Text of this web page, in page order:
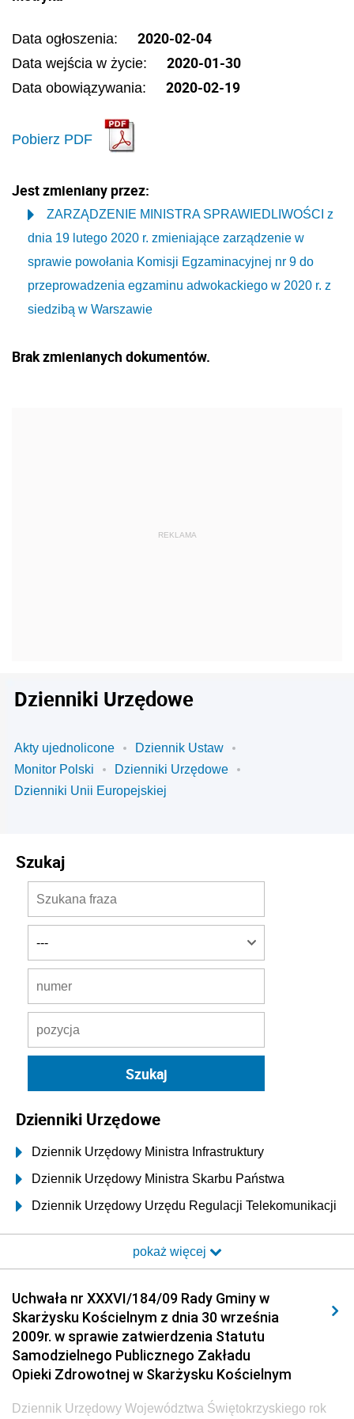
Data ogłoszenia: 2020-02-04
Data wejścia w życie: 2020-01-30
Data obowiązywania: 2020-02-19
Pobierz PDF
Jest zmieniany przez:
ZARZĄDZENIE MINISTRA SPRAWIEDLIWOŚCI z
dnia 19 lutego 2020 r. zmieniające zarządzenie w
sprawie powołania Komisji Egzaminacyjnej nr 9 do
przeprowadzenia egzaminu adwokackiego w 2020 r. z
siedzibą w Warszawie
Brak zmienianych dokumentów.
Dzienniki Urzędowe
Akty ujednolicone
Dziennik Ustaw
Monitor Polski
Dzienniki Urzędowe
Dzienniki Unii Europejskiej
Szukaj
Dzienniki Urzędowe
Dziennik Urzędowy Ministra Infrastruktury
Dziennik Urzędowy Ministra Skarbu Państwa
Dziennik Urzędowy Urzędu Regulacji Telekomunikacji
Dziennik Urzędowy Ministra Transportu i Budownictwa
Elektronicznej
Dziennik Urzędowy Ministra Spraw Wewnętrznych i
Administracji
Dziennik Urzędowy Ministra Transportu
Dziennik Urzędowy Ministra Budownictwa
pokaż więcej
Uchwała nr XXXVI/184/09 Rady Gminy w
Skarżysku Kościelnym z dnia 30 września
2009r. w sprawie zatwierdzenia Statutu
Samodzielnego Publicznego Zakładu
Opieki Zdrowotnej w Skarżysku Kościelnym
Dziennik Urzędowy Województwa Świętokrzyskiego rok